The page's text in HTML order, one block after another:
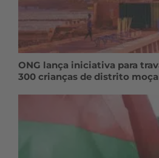
ONG lança iniciativa para
300 crianças de distrito